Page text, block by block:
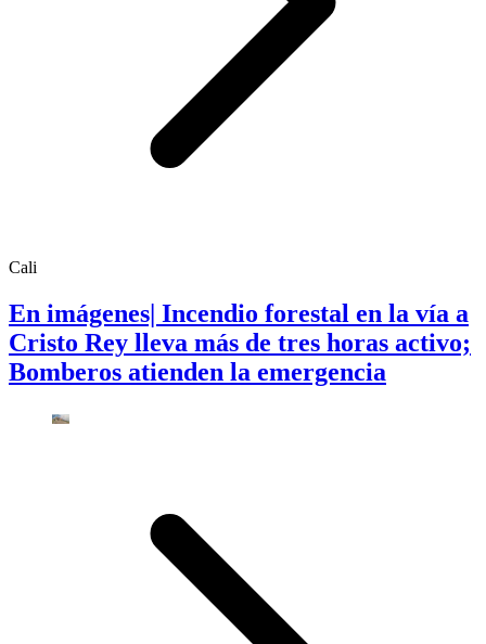
Cali
En imágenes| Incendio forestal en la vía a
Cristo Rey lleva más de tres horas activo;
Bomberos atienden la emergencia